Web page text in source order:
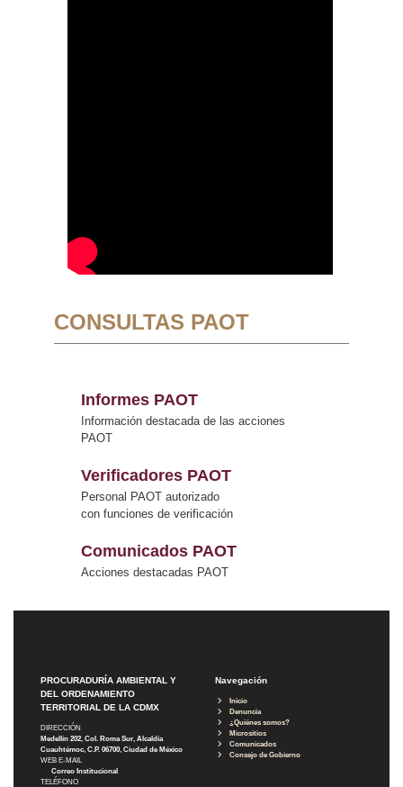
CONSULTAS PAOT
Informes PAOT
Información destacada de las acciones
PAOT
Verificadores PAOT
Personal PAOT autorizado
con funciones de verificación
Comunicados PAOT
Acciones destacadas PAOT
PROCURADURÍA AMBIENTAL Y
DEL ORDENAMIENTO
TERRITORIAL DE LA CDMX
DIRECCIÓN
Medellín 202, Col. Roma Sur, Alcaldía
Cuauhtémoc, C.P. 06700, Ciudad de México
WEB E-MAIL
Correo Institucional
TELÉFONO
Navegación
Inicio
Denuncia
¿Quiénes somos?
Micrositios
Comunicados
Consejo de Gobierno